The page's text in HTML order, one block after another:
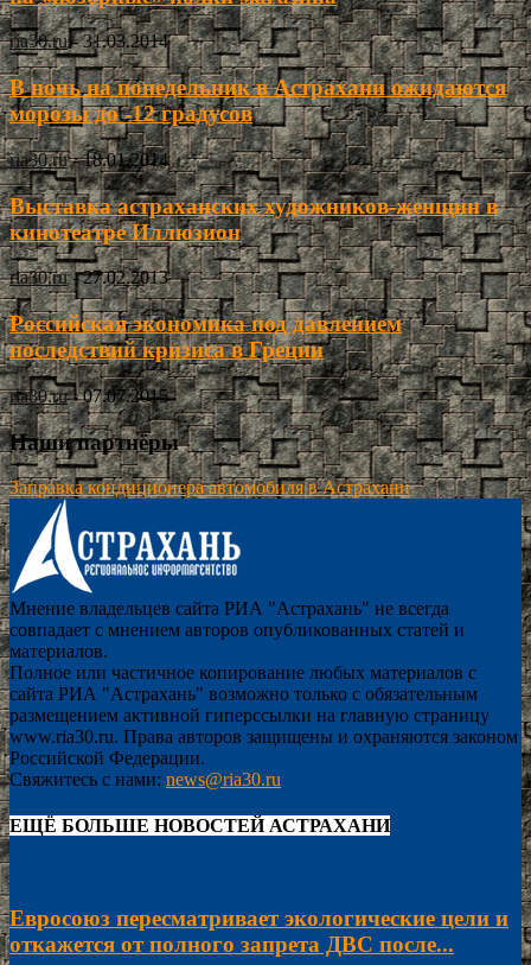
ria30.ru - 31.03.2014
В ночь на понедельник в Астрахани ожидаются
морозы до -12 градусов
ria30.ru - 18.01.2014
Выставка астраханских художников-женщин в
кинотеатре Иллюзион
ria30.ru - 27.02.2013
Российская экономика под давлением
последствий кризиса в Греции
ria30.ru - 07.07.2015
Наши партнёры
Заправка кондиционера автомобиля в Астрахани
Мнение владельцев сайта РИА "Астрахань" не всегда
совпадает с мнением авторов опубликованных статей и
материалов.
Полное или частичное копирование любых материалов с
сайта РИА "Астрахань" возможно только с обязательным
размещением активной гиперссылки на главную страницу
www.ria30.ru. Права авторов защищены и охраняются законом
Российской Федерации.
Свяжитесь с нами: news@ria30.ru
ЕЩЁ БОЛЬШЕ НОВОСТЕЙ АСТРАХАНИ
Евросоюз пересматривает экологические цели и
откажется от полного запрета ДВС после...